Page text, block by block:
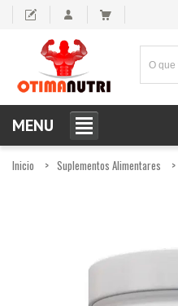
MENU
Inicio Suplementos Alimentares